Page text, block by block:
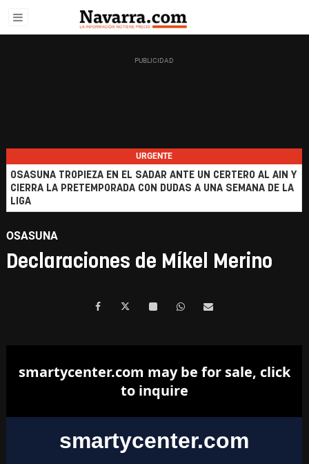
URGENTE
OSASUNA TROPIEZA EN EL SADAR ANTE UN CERTERO AL AIN Y
CIERRA LA PRETEMPORADA CON DUDAS A UNA SEMANA DE LA
LIGA
OSASUNA
Declaraciones de Míkel Merino